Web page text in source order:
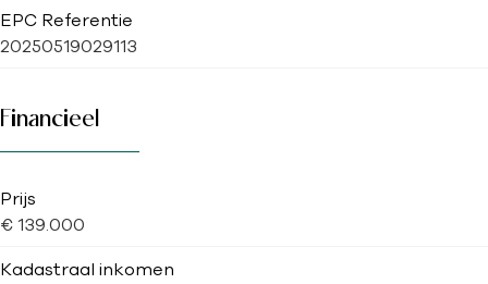
EPC Referentie
20250519029113
Financieel
Prijs
€ 139.000
Kadastraal inkomen